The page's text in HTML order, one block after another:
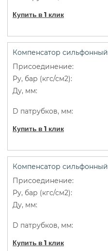
Купить в 1 клик
Компенсатор сильфонный
Купить в 1 клик
Компенсатор сильфонный
Купить в 1 клик